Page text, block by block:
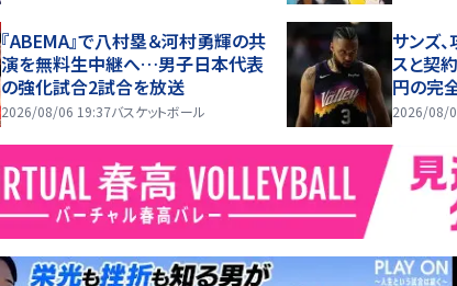
『ABEMA』で八村塁＆河村勇輝の共
演を無料生中継へ…男子日本代表
の強化試合2試合を放送
2026/08/06 19:37バスケットボール
サンズ
スと契
円の完
2026/08/